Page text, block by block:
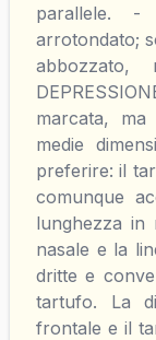
parallele. -
arrotondato;
abbozzato,
marcata, ma
medie
preferire: il
comunque
lunghezza
nasale e la
dritte e
tartufo. La
frontale e il